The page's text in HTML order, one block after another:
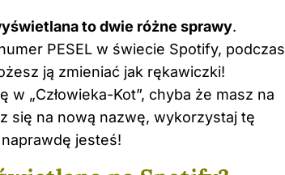
to dwie różne sprawy.
PESEL w świecie Spotify, podczas
ją zmieniać jak rękawiczki!
„Człowieka-Kot”, chyba że masz na
się na nową nazwę, wykorzystaj tę
jesteś!